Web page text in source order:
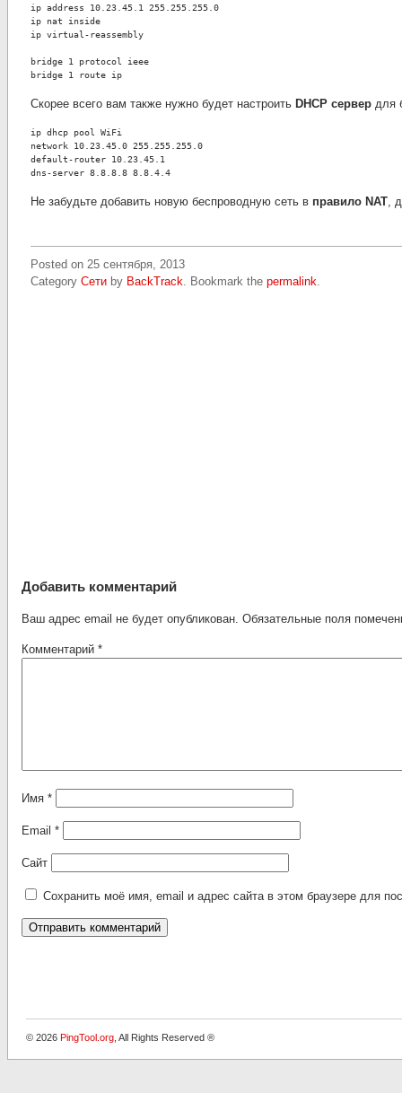
ip address 10.23.45.1 255.255.255.0
ip nat inside
ip virtual-reassembly
bridge 1 protocol ieee
bridge 1 route ip
Скорее всего вам также нужно будет настроить DHCP сервер для
ip dhcp pool WiFi
network 10.23.45.0 255.255.255.0
default-router 10.23.45.1
dns-server 8.8.8.8 8.8.4.4
Не забудьте добавить новую беспроводную сеть в правило NAT,
Posted on 25 сентября, 2013
Category Сети by BackTrack. Bookmark the permalink.
Добавить комментарий
Ваш адрес email не будет опубликован. Обязательные поля
Комментарий *
Имя *
Email *
Сайт
Сохранить моё имя, email и адрес сайта в этом браузере для
© 2026 PingTool.org , All Rights Reserved ®